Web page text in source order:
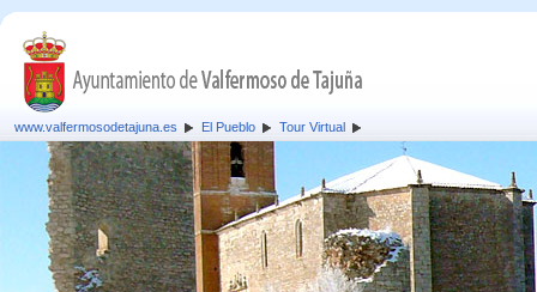
www.valfermosodetajuna.es El Pueblo Tour Virtual